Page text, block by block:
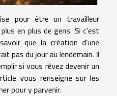
pour être un travailleur
en plus de gens. Si c’est
que la création d’une
pas du jour au lendemain. Il
si vous rêvez devenir un
vous renseigne sur les
pour y parvenir.